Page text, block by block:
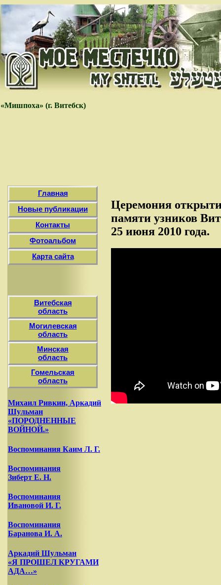
«Мишпоха» (г. Витебск)
Главная
Новые публикации
Контакты
Фотоальбом
Карта сайта
Витебская
область
Могилевская
область
Минская
область
Гомельская
область
Михаил Ривкин, Аркадий
Шульман
«ПОРОДНЕННЫЕ
ВОЙНОЙ.»
Воспоминания Каим Л. Г.
Воспоминания
Зиберт Е. Н.
Воспоминания
Ивановой И. Г.
Воспоминания
Баранова И. А.
Аркадий Шульман
«Я ПРОШЕЛ КРУГАМИ
АДА…»
Церемония
памяти узников
25 июня 2010 года.